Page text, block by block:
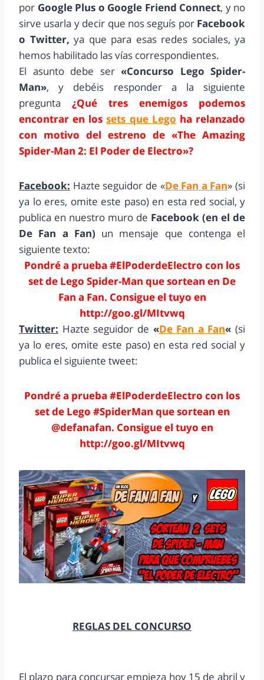
por Google Plus o Google Friend Connect, y no
sirve usarla y decir que nos seguís por Facebook
o Twitter, ya que para esas redes sociales, ya
hemos habilitado las vías correspondientes.
El asunto debe ser«Concurso Lego Spider-
Man», y debéis responder a la siguiente
pregunta ¿Qué tres enemigos podemos
encontrar en lossets que Lego ha relanzado
con motivo del estreno de «The Amazing
Spider-Man 2: El Poder de Electro»?
Facebook: Hazte seguidor de «De Fan a Fan» (si
ya lo eres, omite este paso) en esta red social, y
publica en nuestro muro de Facebook (en el de
De Fan a Fan) un mensaje que contenga el
siguiente texto:
Pondré a prueba #ElPoderdeElectro con los
set de Lego Spider-Man que sortean en De
Fan a Fan. Consigue el tuyo en
http://goo.gl/MItvwq
Twitter: Hazte seguidor de «De Fan a Fan« (si
ya lo eres, omite este paso) en esta red social y
publica el siguiente tweet:
Pondré a prueba #ElPoderdeElectro con los
set de Lego #SpiderMan que sortean en
@defanafan. Consigue el tuyo en
http://goo.gl/MItvwq
REGLAS DEL CONCURSO
El plazo para concursar empieza hoy 15 de abril y